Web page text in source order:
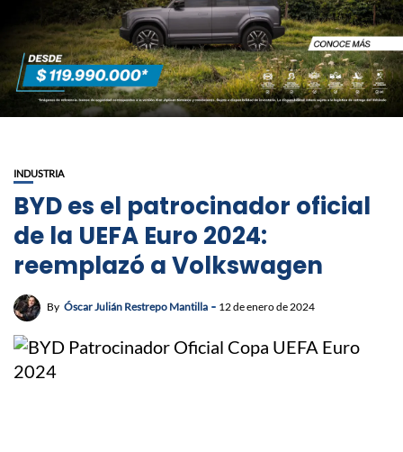
INDUSTRIA
BYD es el patrocinador oficial
de la UEFA Euro 2024:
reemplazó a Volkswagen
By Óscar Julián Restrepo Mantilla 12 de enero de 2024